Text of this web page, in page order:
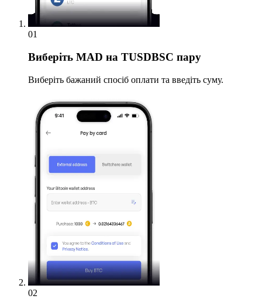
01
Виберіть MAD на TUSDBSC пару
Виберіть бажаний спосіб оплати та введіть суму.
02